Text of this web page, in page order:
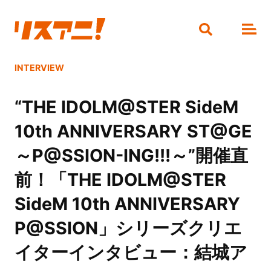
INTERVIEW
“THE IDOLM@STER SideM
10th ANNIVERSARY ST@GE
～P@SSION-ING!!!～”開催直
前！「THE IDOLM@STER
SideM 10th ANNIVERSARY
P@SSION」シリーズクリエ
イターインタビュー：結城ア